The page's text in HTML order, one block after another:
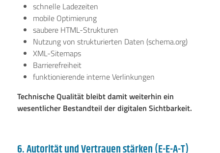
schnelle Ladezeiten
mobile Optimierung
saubere HTML-Strukturen
Nutzung von strukturierten Daten (schema.org)
XML-Sitemaps
Barrierefreiheit
funktionierende interne Verlinkungen
Technische Qualität bleibt damit weiterhin ein
wesentlicher Bestandteil der digitalen Sichtbarkeit.
6. Autorität und Vertrauen stärken (E-E-A-T)